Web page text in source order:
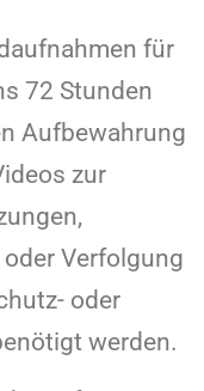
für
72 Stunden
Aufbewahrung
zur
Verfolgung
oder
werden.